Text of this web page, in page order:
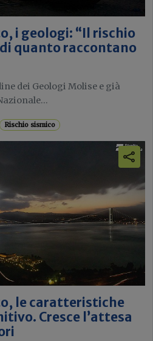
i geologi: “Il rischio
quanto raccontano
dei Geologi Molise e già
Rischio sismico
le caratteristiche
Cresce l’attesa